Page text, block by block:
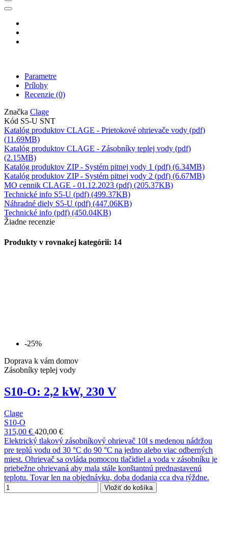
Parametre
Prílohy
Recenzie (0)
Značka Clage
Kód S5-U SNT
Katalóg produktov CLAGE - Prietokové ohrievače vody (pdf)
(11.69MB)
Katalóg produktov CLAGE - Zásobníky teplej vody (pdf)
(2.15MB)
Katalóg produktov ZIP - Systém pitnej vody 1 (pdf) (6.34MB)
Katalóg produktov ZIP - Systém pitnej vody 2 (pdf) (6.67MB)
MO cennik CLAGE - 01.12.2023 (pdf) (205.37KB)
Technické info S5-U (pdf) (499.37KB)
Náhradné diely S5-U (pdf) (447.06KB)
Technické info (pdf) (450.04KB)
Žiadne recenzie
Produkty v rovnakej kategórii: 14
-25%
Doprava k vám domov
Zásobníky teplej vody
S10-O: 2,2 kW, 230 V
Clage
S10-O
315,00 € 420,00 €
Elektrický tlakový zásobníkový ohrievač 10l s medenou nádržou
pre teplú vodu od 30 °C do 90 °C na jedno alebo viac odberných
miest. Ohrievač sa ovláda pomocou tlačidiel a voda v zásobníku je
priebežne ohrievaná aby mala stále konštantnú prednastavenú
teplotu. Tovar len na objednávku, doba dodania cca dva týždne.
Vložiť do košíka